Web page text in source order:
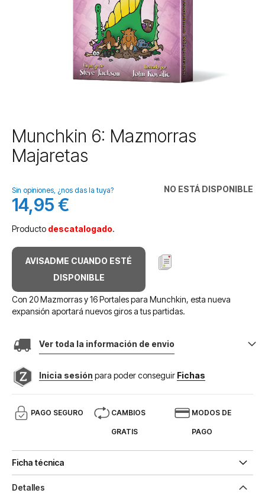
Saltar
al
comienzo
galería
de
imágenes
Munchkin 6: Mazmorras
Majaretas
NO ESTÁ DISPONIBLE
Sin opiniones, ¿nos das la tuya?
14,95 €
Producto descatalogado.
AVISADME CUANDO ESTÉ
DISPONIBLE
Con 20 Mazmorras y 16 Portales para Munchkin, esta nueva
expansión aportará nuevos giros a tus partidas.
Ver toda la información de envio
Inicia sesión para poder conseguir Fichas
PAGO SEGURO CAMBIOS
GRATIS
MODOS DE
PAGO
Ficha técnica
Detalles